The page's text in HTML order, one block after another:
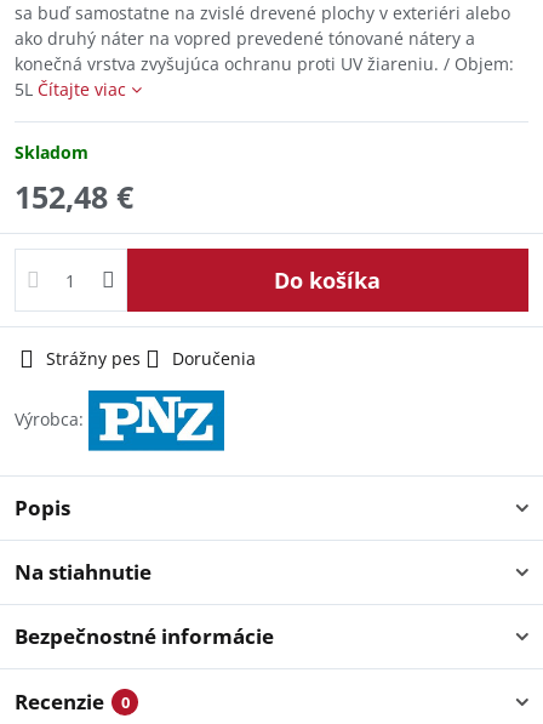
sa buď samostatne na zvislé drevené plochy v exteriéri alebo
ako druhý náter na vopred prevedené tónované nátery a
konečná vrstva zvyšujúca ochranu proti UV žiareniu. / Objem:
5L Čítajte viac
Skladom
152,48 €
Do košíka
Strážny pes Doručenia
Výrobca:
Popis
Na stiahnutie
Bezpečnostné informácie
Recenzie 0